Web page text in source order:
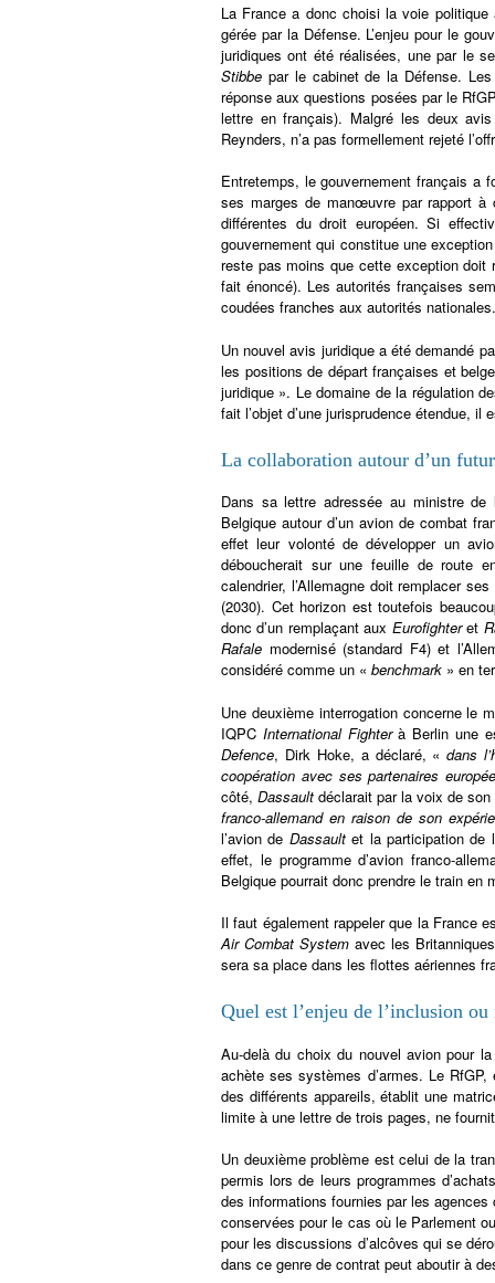
La France a donc choisi la voie
gérée par la Défense. L’enjeu pour le
juridiques ont été réalisées, une par le
Stibbe par le cabinet de la Défense.
réponse aux questions posées par le
lettre en français). Malgré les deux
Reynders, n’a pas formellement rejeté
Entretemps, le gouvernement français a
ses marges de manœuvre par rapport à
différentes du droit européen. Si
gouvernement qui constitue une
reste pas moins que cette exception doit
fait énoncé). Les autorités françaises
coudées franches aux autorités nationales.
Un nouvel avis juridique a été demandé
les positions de départ françaises et
juridique ». Le domaine de la régulation
fait l’objet d’une jurisprudence étendue,
La collaboration autour d’un
Dans sa lettre adressée au ministre
Belgique autour d’un avion de combat
effet leur volonté de développer un
déboucherait sur une feuille de route
calendrier, l’Allemagne doit remplacer
(2030). Cet horizon est toutefois
donc d’un remplaçant aux Eurofighteret
Rafale modernisé (standard F4) et
considéré comme un « benchmark » en
Une deuxième interrogation concerne le
IQPC International Fighterà Berlin une
Defence, Dirk Hoke, a déclaré, «dans
coopération avec ses partenaires
côté,Dassault déclarait par la voix de
franco-allemand en raison de son
l’avion de Dassaultet la participation de
effet, le programme d’avion franco-
Belgique pourrait donc prendre le train en
Il faut également rappeler que la France
Air Combat System avec les
sera sa place dans les flottes aériennes
Quel est l’enjeu de l’inclusion
Au-delà du choix du nouvel avion pour
achète ses systèmes d’armes. Le
des différents appareils, établit une
limite à une lettre de trois pages, ne
Un deuxième problème est celui de la
permis lors de leurs programmes
des informations fournies par les
conservées pour le cas où le Parlement
pour les discussions d’alcôves qui se
dans ce genre de contrat peut aboutir à